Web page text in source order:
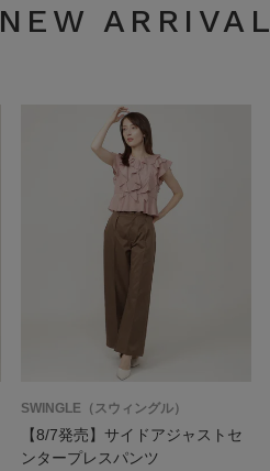
NEW ARRIVAL
SWINGLE（スウィングル）
【8/7発売】サイドアジャストセ
ンタープレスパンツ